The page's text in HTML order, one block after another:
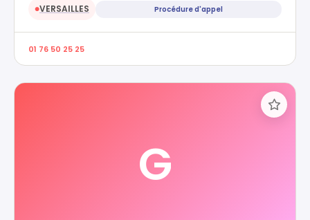
●VERSAILLES Procédure d'appel
01 76 50 25 25
G